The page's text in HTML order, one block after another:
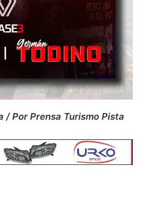
/ Por Prensa Turismo Pista